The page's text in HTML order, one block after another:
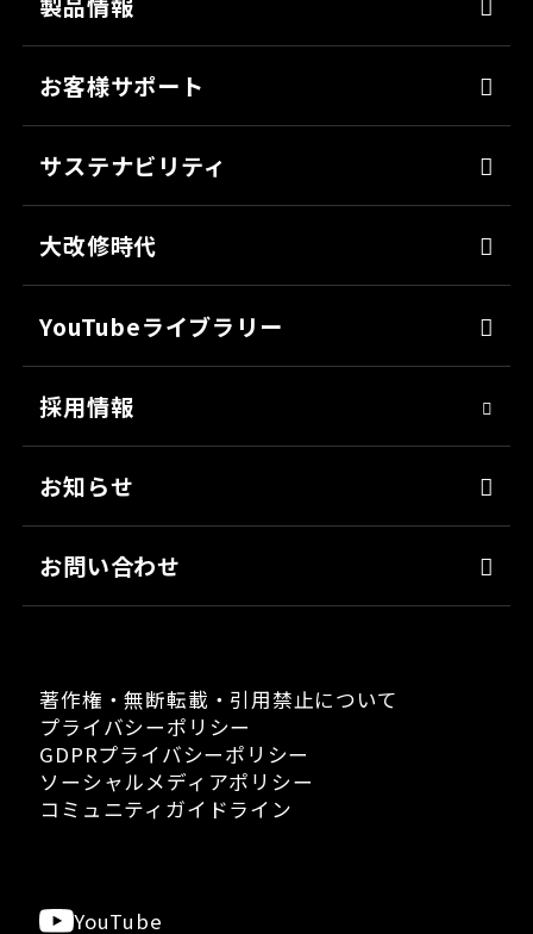
ソリューション
ミッチャクロン
パテ
上塗り
サフェーサー
シーリング・接着剤
クリーナー・脱脂剤
お客様サポート
各種書類のご依頼
会社見学
サステナビリティ
技術革新
社会貢献
人材育成
アスリート社員
職場環境
大改修時代
YouTubeライブラリー
採用情報
お知らせ
お問い合わせ
著作権・無断転載・引用禁止について
プライバシーポリシー
GDPRプライバシーポリシー
ソーシャルメディアポリシー
コミュニティガイドライン
YouTube